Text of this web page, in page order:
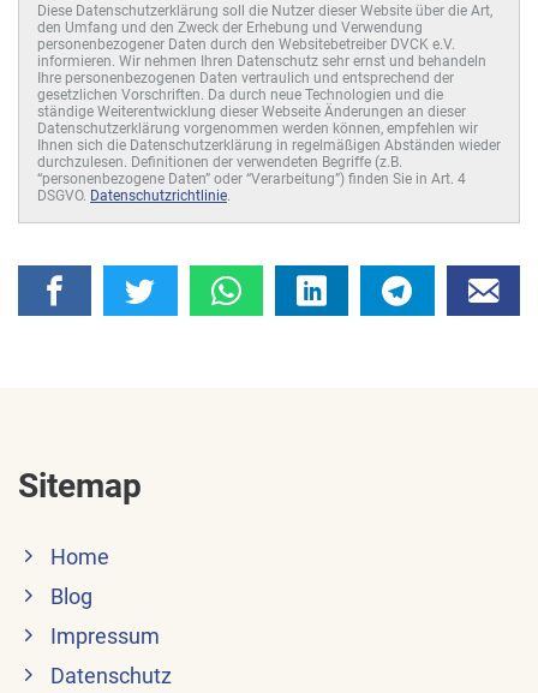
Diese Datenschutzerklärung soll die Nutzer dieser Website über die Art,
den Umfang und den Zweck der Erhebung und Verwendung
personenbezogener Daten durch den Websitebetreiber DVCK e.V.
informieren. Wir nehmen Ihren Datenschutz sehr ernst und behandeln
Ihre personenbezogenen Daten vertraulich und entsprechend der
gesetzlichen Vorschriften. Da durch neue Technologien und die
ständige Weiterentwicklung dieser Webseite Änderungen an dieser
Datenschutzerklärung vorgenommen werden können, empfehlen wir
Ihnen sich die Datenschutzerklärung in regelmäßigen Abständen wieder
durchzulesen. Definitionen der verwendeten Begriffe (z.B.
“personenbezogene Daten” oder “Verarbeitung”) finden Sie in Art. 4
DSGVO. Datenschutzrichtlinie
Sitemap
Home
Blog
Impressum
Datenschutz